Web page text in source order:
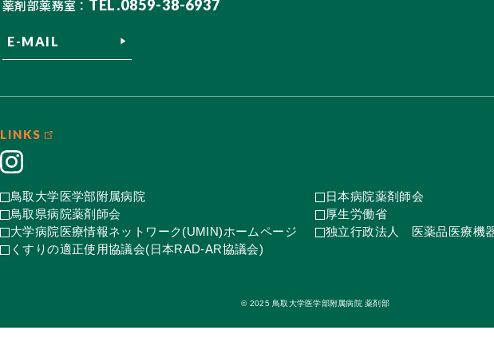
薬剤部薬務室： TEL.0859-38-6937
E-MAIL
LINKS
鳥取大学医学部附属病院
日本病院薬剤師会
鳥取県病院薬剤師会
厚生労働省
大学病院医療情報ネットワーク(UMIN)ホームページ
独立行政法人 医薬品医療機
くすりの適正使用協議会(日本RAD-AR協議会)
© 2025 鳥取大学医学部附属病院 薬剤部